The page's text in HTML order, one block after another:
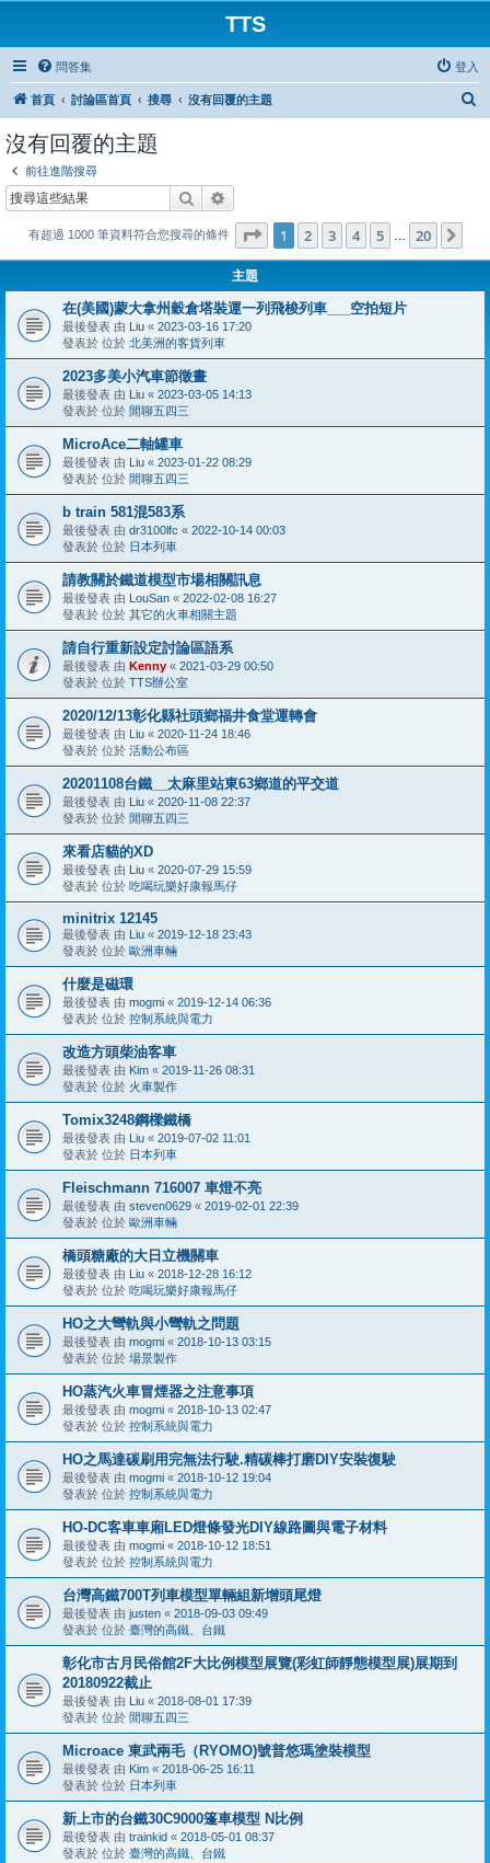
TTS
問答集 登入
首頁 討論區首頁 搜尋 沒有回覆的主題
沒有回覆的主題
前往進階搜尋
搜尋
有超過 1000 筆資料符合您搜尋的條件 第 1 頁 (共20 頁)
1 2 3 4 5 20
主題
在(美國)蒙大拿州穀倉塔裝運一列飛梭列車___空拍短片
最後發表 由 Liu « 2023-03-16 17:20
發表於 位於 北美洲的客貨列車
2023多美小汽車節徵畫
最後發表 由 Liu « 2023-03-05 14:13
發表於 位於 閒聊五四三
MicroAce二軸罐車
最後發表 由 Liu « 2023-01-22 08:29
發表於 位於 閒聊五四三
b train 581混583系
最後發表 由 dr3100lfc « 2022-10-14 00:03
發表於 位於 日本列車
請教關於鐵道模型市場相關訊息
最後發表 由 LouSan « 2022-02-08 16:27
發表於 位於 其它的火車相關主題
請自行重新設定討論區語系
最後發表 由 Kenny « 2021-03-29 00:50
發表於 位於 TTS辦公室
2020/12/13彰化縣社頭鄉福井食堂運轉會
最後發表 由 Liu « 2020-11-24 18:46
發表於 位於 活動公布區
20201108台鐵__太麻里站東63鄉道的平交道
最後發表 由 Liu « 2020-11-08 22:37
發表於 位於 閒聊五四三
來看店貓的XD
最後發表 由 Liu « 2020-07-29 15:59
發表於 位於 吃喝玩樂好康報馬仔
minitrix 12145
最後發表 由 Liu « 2019-12-18 23:43
發表於 位於 歐洲車輛
什麼是磁環
最後發表 由 mogmi « 2019-12-14 06:36
發表於 位於 控制系統與電力
改造方頭柴油客車
最後發表 由 Kim « 2019-11-26 08:31
發表於 位於 火車製作
Tomix3248鋼樑鐵橋
最後發表 由 Liu « 2019-07-02 11:01
發表於 位於 日本列車
Fleischmann 716007 車燈不亮
最後發表 由 steven0629 « 2019-02-01 22:39
發表於 位於 歐洲車輛
橋頭糖廠的大日立機關車
最後發表 由 Liu « 2018-12-28 16:12
發表於 位於 吃喝玩樂好康報馬仔
HO之大彎軌與小彎軌之問題
最後發表 由 mogmi « 2018-10-13 03:15
發表於 位於 場景製作
HO蒸汽火車冒煙器之注意事項
最後發表 由 mogmi « 2018-10-13 02:47
發表於 位於 控制系統與電力
HO之馬達碳刷用完無法行駛.精碳棒打磨DIY安裝復駛
最後發表 由 mogmi « 2018-10-12 19:04
發表於 位於 控制系統與電力
HO-DC客車車廂LED燈條發光DIY線路圖與電子材料
最後發表 由 mogmi « 2018-10-12 18:51
發表於 位於 控制系統與電力
台灣高鐵700T列車模型單輛組新增頭尾燈
最後發表 由 justen « 2018-09-03 09:49
發表於 位於 臺灣的高鐵、台鐵
彰化市古月民俗館2F大比例模型展覽(彩虹師靜態模型展)展期到
20180922截止
最後發表 由 Liu « 2018-08-01 17:39
發表於 位於 閒聊五四三
Microace 東武兩毛（RYOMO)號普悠瑪塗裝模型
最後發表 由 Kim « 2018-06-25 16:11
發表於 位於 日本列車
新上市的台鐵30C9000篷車模型 N比例
最後發表 由 trainkid « 2018-05-01 08:37
發表於 位於 臺灣的高鐵、台鐵